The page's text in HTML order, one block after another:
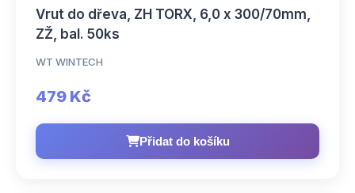
Vrut do dřeva, ZH TORX, 6,0 x 300/70mm,
ZŽ, bal. 50ks
WT WINTECH
479 Kč
Přidat do košíku